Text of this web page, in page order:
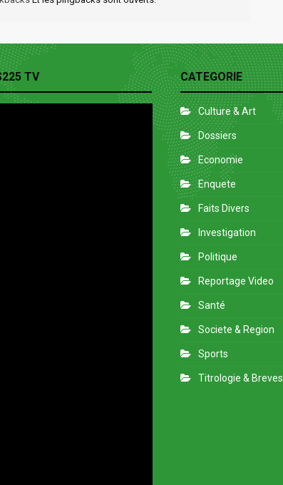
TV CATEGORIE
Culture & Art
Dossiers
Economie
Enquete
Faits Divers
Investigation
Politique
Reportage Video
Santé
Societe & Region
Sports
Titrologie & Breves